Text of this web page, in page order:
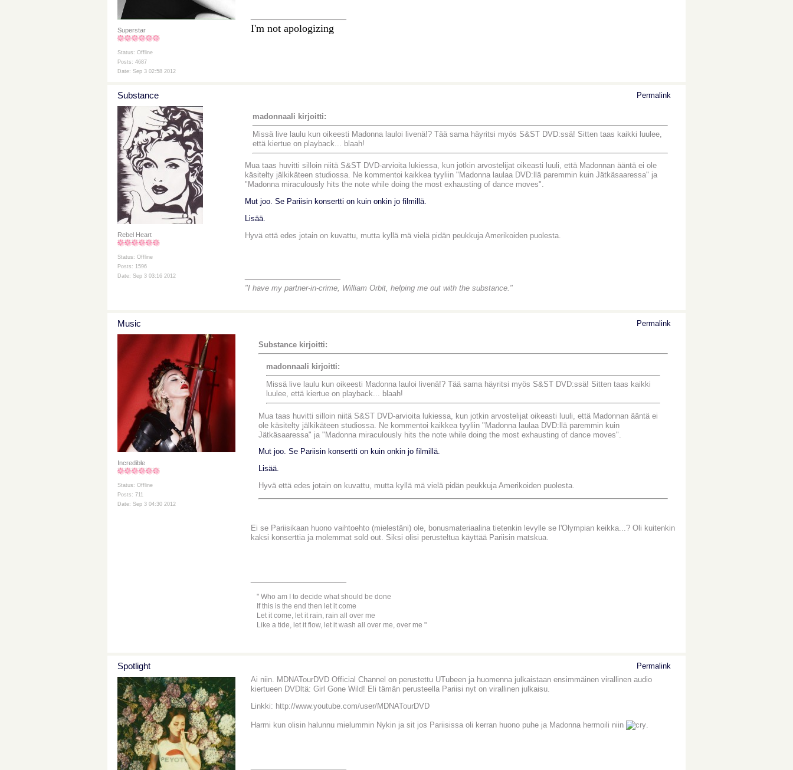
Superstar
Status: Offline
Posts: 4687
Date: Sep 3 02:58 2012
I'm not apologizing
Substance
Rebel Heart
Status: Offline
Posts: 1596
Date: Sep 3 03:16 2012
Permalink
madonnaali kirjoitti:
Missä live laulu kun oikeesti Madonna lauloi livenä!? Tää sama häyritsi myös S&ST DVD:ssä! Sitten taas kaikki luulee,
että kiertue on playback... blaah!
Mua taas huvitti silloin niitä S&ST DVD-arvioita lukiessa, kun jotkin arvostelijat oikeasti luuli, että Madonnan ääntä ei ole
käsitelty jälkikäteen studiossa. Ne kommentoi kaikkea tyyliin "Madonna laulaa DVD:llä paremmin kuin Jätkäsaaressa" ja
"Madonna miraculously hits the note while doing the most exhausting of dance moves".
Mut joo. Se Pariisin konsertti on kuin onkin jo filmillä.
Lisää.
Hyvä että edes jotain on kuvattu, mutta kyllä mä vielä pidän peukkuja Amerikoiden puolesta.
"I have my partner-in-crime, William Orbit, helping me out with the substance."
Music
Incredible
Status: Offline
Posts: 711
Date: Sep 3 04:30 2012
Permalink
Substance kirjoitti:
madonnaali kirjoitti:
Missä live laulu kun oikeesti Madonna lauloi livenä!? Tää sama häyritsi myös S&ST DVD:ssä! Sitten taas kaikki
luulee, että kiertue on playback... blaah!
Mua taas huvitti silloin niitä S&ST DVD-arvioita lukiessa, kun jotkin arvostelijat oikeasti luuli, että Madonnan ääntä ei
ole käsitelty jälkikäteen studiossa. Ne kommentoi kaikkea tyyliin "Madonna laulaa DVD:llä paremmin kuin
Jätkäsaaressa" ja "Madonna miraculously hits the note while doing the most exhausting of dance moves".
Mut joo. Se Pariisin konsertti on kuin onkin jo filmillä.
Lisää.
Hyvä että edes jotain on kuvattu, mutta kyllä mä vielä pidän peukkuja Amerikoiden puolesta.
Ei se Pariisikaan huono vaihtoehto (mielestäni) ole, bonusmateriaalina tietenkin levylle se l'Olympian keikka...? Oli kuitenkin
kaksi konserttia ja molemmat sold out. Siksi olisi perusteltua käyttää Pariisin matskua.
Who am I to decide what should be done
If this is the end then let it come
Let it come, let it rain, rain all over me
Like a tide, let it flow, let it wash all over me, over me
Spotlight
Permalink
Ai niin. MDNATourDVD Official Channel on perustettu UTubeen ja huomenna julkaistaan ensimmäinen virallinen audio
kiertueen DVDltä: Girl Gone Wild! Eli tämän perusteella Pariisi nyt on virallinen julkaisu.
Linkki: http://www.youtube.com/user/MDNATourDVD
Harmi kun olisin halunnu mielummin Nykin ja sit jos Pariisissa oli kerran huono puhe ja Madonna hermoili niin